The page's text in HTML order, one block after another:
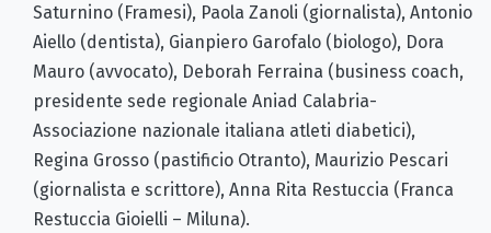
Saturnino (Framesi), Paola Zanoli (giornalista), Antonio
Aiello (dentista), Gianpiero Garofalo (biologo), Dora
Mauro (avvocato), Deborah Ferraina (business coach,
presidente sede regionale Aniad Calabria-
Associazione nazionale italiana atleti diabetici),
Regina Grosso (pastificio Otranto), Maurizio Pescari
(giornalista e scrittore), Anna Rita Restuccia (Franca
Restuccia Gioielli – Miluna).